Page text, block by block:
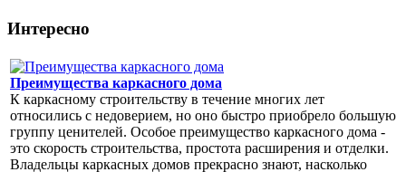
Интересно
Преимущества каркасного дома
К каркасному строительству в течение многих лет
относились с недоверием, но оно быстро приобрело большую
группу ценителей. Особое преимущество каркасного дома -
это скорость строительства, простота расширения и отделки.
Владельцы каркасных домов прекрасно знают, насколько